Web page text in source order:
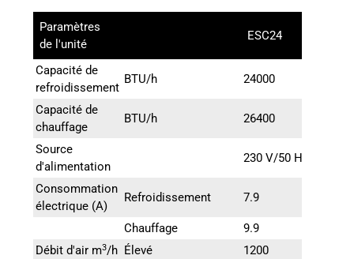
Paramètres
de l'unité
ESC24
Capacité de
refroidissement
BTU/h 24000
Capacité de
chauffage
BTU/h 26400
Source
d'alimentation
230 V/50 Hz
Consommation
électrique (A)
Refroidissement 7.9
Chauffage
9.9
Débit d'air m3/h Élevé
1200